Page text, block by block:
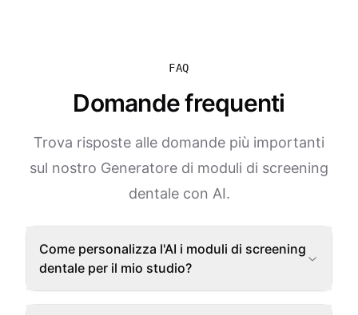
FAQ
Domande frequenti
Trova risposte alle domande più importanti
sul nostro Generatore di moduli di screening
dentale con AI.
Come personalizza l'AI i moduli di screening
dentale per il mio studio?